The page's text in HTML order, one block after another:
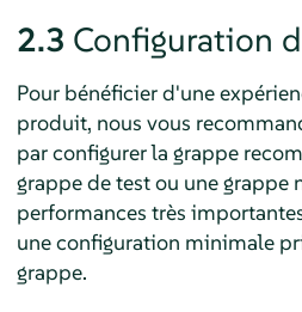
2.3 Configuration
Pour bénéficier d'une
produit, nous vous
par configurer la grappe
grappe de test ou une grappe
performances très
une configuration minimale
grappe.